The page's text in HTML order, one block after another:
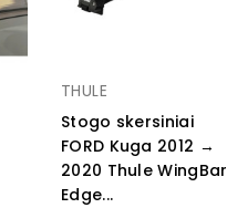
THULE
Stogo skersiniai
FORD Kuga 2012 →
2020 Thule WingBar
Edge...